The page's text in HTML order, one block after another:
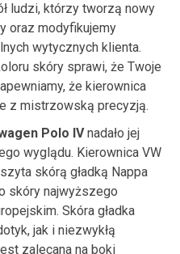
ludzi, którzy tworzą nowy
oraz modyfikujemy
wytycznych klienta.
skóry sprawi, że Twoje
że kierownica
z mistrzowską precyzją.
Polo IVnadało jej
wyglądu. Kierownica VW
skórą gładką Nappa
skóry najwyższego
Skóra gładka
jak i niezwykłą
zalecana na boki